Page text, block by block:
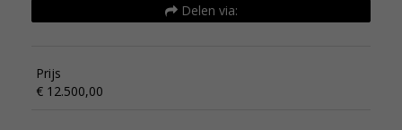
Delen via:
Prijs
€ 12.500,00